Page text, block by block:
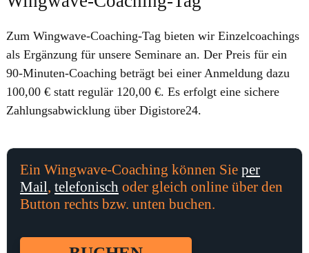
Zum Wingwave-Coaching-Tag bieten wir Einzelcoachings
als Ergänzung für unsere Seminare an. Der Preis für ein
90-Minuten-Coaching beträgt bei einer Anmeldung dazu
100,00 € statt regulär 120,00 €. Es erfolgt eine sichere
Zahlungsabwicklung über Digistore24.
Ein Wingwave-Coaching können Sie per
Mail, telefonisch oder gleich online über den
Button rechts bzw. unten buchen.